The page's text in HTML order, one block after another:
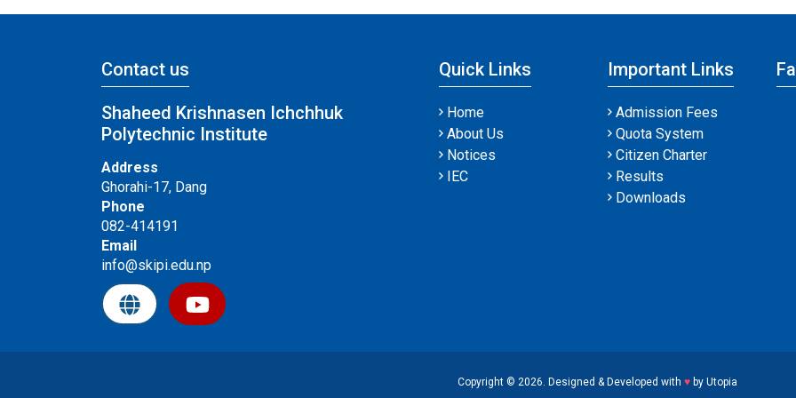
Contact us
Shaheed Krishnasen Ichchhuk
Polytechnic Institute
Address
Ghorahi-17, Dang
Phone
082-414191
Email
info@skipi.edu.np
Quick Links
Home
About Us
Notices
IEC
Important Links
Admission Fees
Quota System
Citizen Charter
Results
Downloads
Copyright © 2026. Designed & Developed with ♥by Utopia